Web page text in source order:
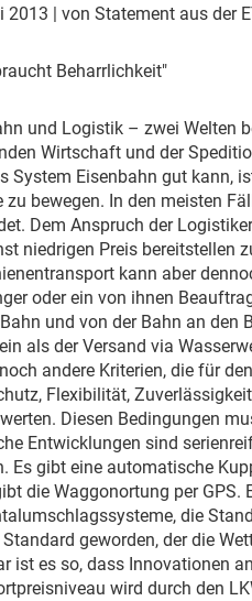
& Komponenten
& Ausrüstung
2013 | von Statement aus der
Beharrlichkeit"
und Logistik – zwei Welten
Wirtschaft und der
System Eisenbahn gut kann,
zu bewegen. In den meisten
Dem Anspruch der
niedrigen Preis bereitstellen
kann aber
oder ein von ihnen
und von der Bahn an
als der Versand via
andere Kriterien, die für
Flexibilität,
Diesen Bedingungen
Entwicklungen sind
Es gibt eine automatische
die Waggonortung per
die
geworden, der die
ist es so, dass Innovationen
wird durch den